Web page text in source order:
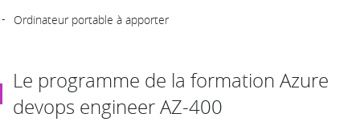
Ordinateur portable à apporter
Le programme de la formation Azure
devops engineer AZ-400